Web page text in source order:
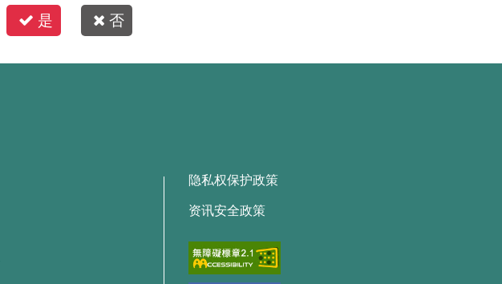
是 否
隐私权保护政策
资讯安全政策